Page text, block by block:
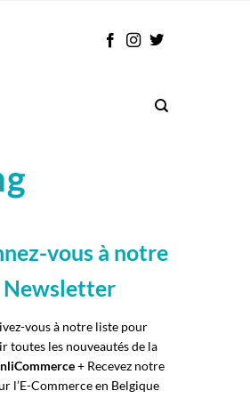
vous à notre
Newsletter
vous à notre liste pour
toutes les nouveautés de la
+ Recevez notre
l’E-Commerce en Belgique